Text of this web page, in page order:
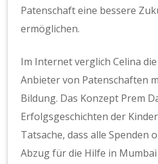
Patenschaft eine bessere
ermöglichen.
Im Internet verglich Celina
Anbieter von Patenschaften
Bildung. Das Konzept Prem
Erfolgsgeschichten der
Tatsache, dass alle Spenden
Abzug für die Hilfe in